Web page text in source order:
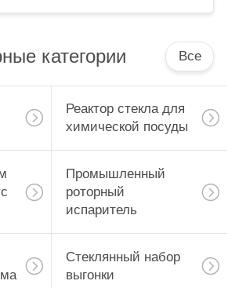
категории Все
Реактор стекла для
химической посуды
Промышленный
роторный
испаритель
Стеклянный набор
выгонки